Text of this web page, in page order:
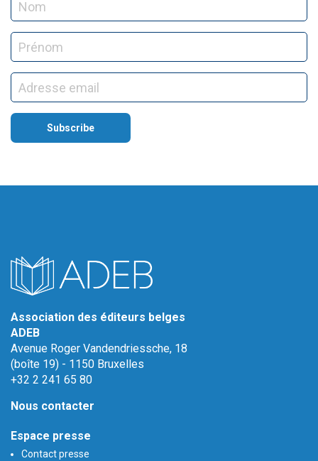
Association des éditeurs belges
ADEB
Avenue Roger Vandendriessche, 18
(boîte 19) - 1150 Bruxelles
+32 2 241 65 80
Nous contacter
Espace presse
Contact presse